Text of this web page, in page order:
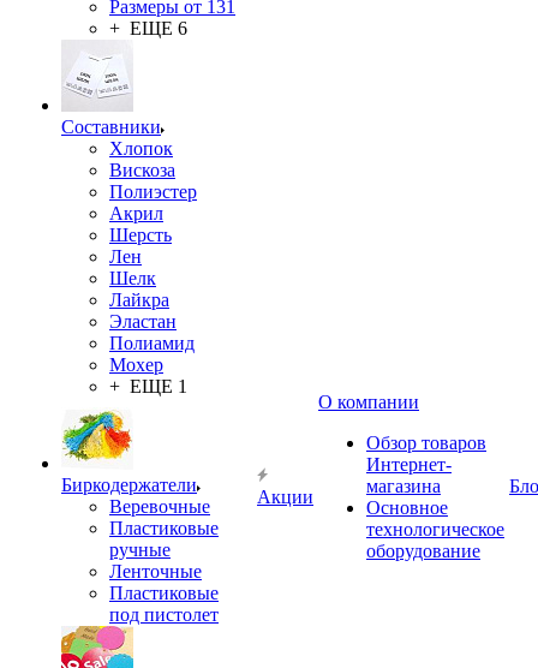
Размеры от 131
+ ЕЩЕ 6
Составники
Хлопок
Вискоза
Полиэстер
Акрил
Шерсть
Лен
Шелк
Лайкра
Эластан
Полиамид
Мохер
+ ЕЩЕ 1
Биркодержатели
Веревочные
Пластиковые
ручные
Ленточные
Пластиковые
под пистолет
Акции
О компании
Обзор товаров
Интернет-
магазина
Основное
технологическое
оборудование